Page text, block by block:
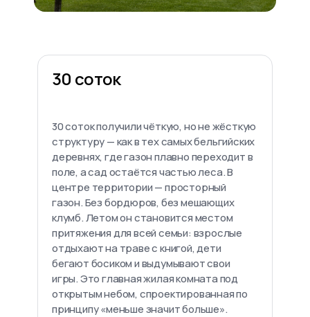
30 соток
30 соток получили чёткую, но не жёсткую
структуру — как в тех самых бельгийских
деревнях, где газон плавно переходит в
поле, а сад остаётся частью леса. В
центре территории — просторный
газон. Без бордюров, без мешающих
клумб. Летом он становится местом
притяжения для всей семьи: взрослые
отдыхают на траве с книгой, дети
бегают босиком и выдумывают свои
игры. Это главная жилая комната под
открытым небом, спроектированная по
принципу «меньше значит больше».